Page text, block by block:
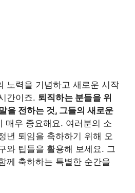
노력을 기념하고 새로운 시작
간이죠. 퇴직하는 분들을 위
을 전하는 것, 그들의 새로운
매우 중요해요. 여러분의 소
년 퇴임을 축하하기 위해 오
와 팁들을 활용해 보세요. 그
께 축하하는 특별한 순간을